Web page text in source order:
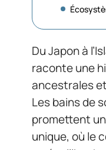
Du Japon à
raconte une
ancestrales
Les bains de
promettent
unique, où le